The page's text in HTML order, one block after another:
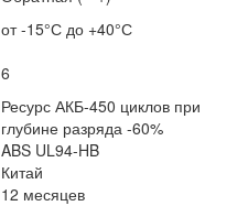
от -15°С до +40°С
6
Ресурс АКБ-450 циклов при
глубине разряда -60%
ABS UL94-HB
Китай
12 месяцев